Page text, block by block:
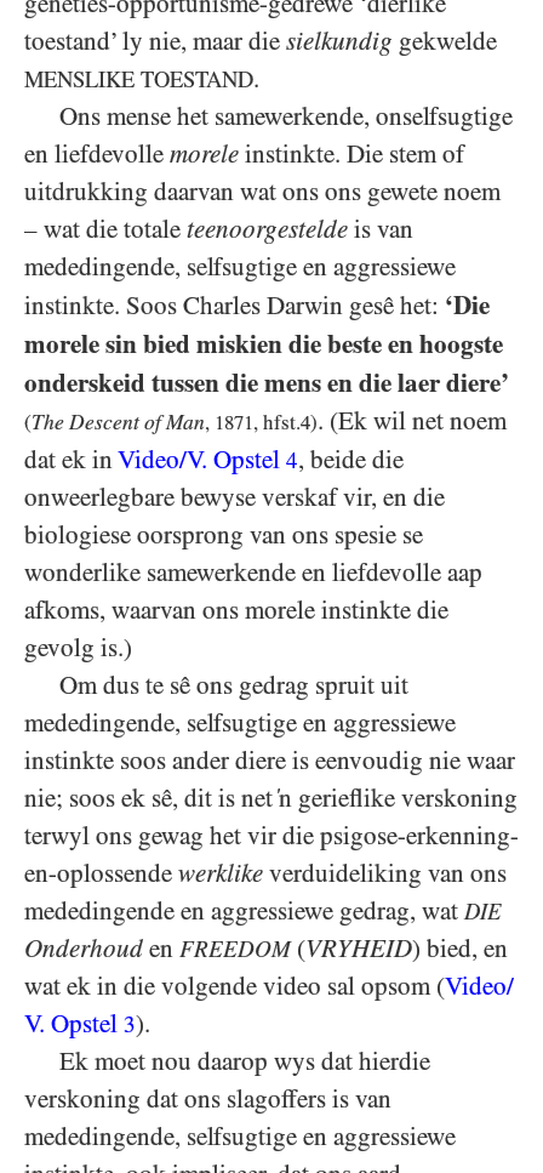
toestand’ ly nie, maar die sielkundig gekwelde
MENSLIKE TOESTAND.
Ons mense het samewerkende, onselfsugtige
en liefdevolle morele instinkte. Die stem of
uitdrukking daarvan wat ons ons gewete noem
– wat die totale teenoorgestelde is van
mededingende, selfsugtige en aggressiewe
instinkte. Soos Charles Darwin gesê het: ‘Die
morele sin bied miskien die beste en hoogste
onderskeid tussen die mens en die laer diere’
(The Descent of Man, 1871 , hfst.4). (Ek wil net noem
dat ek in Video/​V. Opstel 4, beide die
onweerlegbare bewyse verskaf vir, en die
biologiese oorsprong van ons spesie se
wonderlike samewerkende en liefdevolle aap
afkoms, waarvan ons morele instinkte die
gevolg is.)
Om dus te sê ons gedrag spruit uit
mededingende, selfsugtige en aggressiewe
instinkte soos ander diere is eenvoudig nie waar
nie; soos ek sê, dit is net ‘n gerieflike verskoning
terwyl ons gewag het vir die psigose-erkenning-
en-oplossende werklike verduideliking van ons
mededingende en aggressiewe gedrag, wat DIE
Onderhoud en FREEDOM(VRYHEID) bied, en
wat ek in die volgende video sal opsom (Video/​
V. Opstel 3).
Ek moet nou daarop wys dat hierdie
verskoning dat ons slagoffers is van
mededingende, selfsugtige en aggressiewe